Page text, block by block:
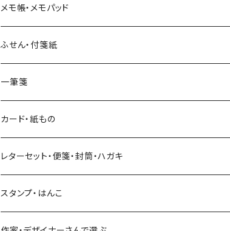
和紙
透明クリア
Hutte paper works （プロペラスタジオ）
ネクタイ
透明クリアテープ
柄・モチーフで選ぶ（マステ）
いちご・ストロベリー
フルーツ・野菜
マインドウェイブ
水縞
フレークシール
パピアプラッツ（作家もの）
ヨハク
ステッカーシール
マインドウェイブ
田村美紀
立体シール
メモ帳・メモパッド
ヨハク
HUTTE PAPER WORKS
表現社（作家もの）
星燈社
古川紙工
ふせん・付箋紙
ヨハク
HUTTE PAPER WORKS
古川紙工
表現社（作家もの）
一筆箋
カード・紙もの
レターセット・便箋・封筒・ハガキ
古川紙工
スタンプ・はんこ